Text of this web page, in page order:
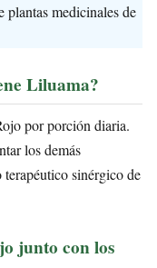
medicinales de
Liluama?
por porción diaria.
los demás
sinérgico de
junto con los